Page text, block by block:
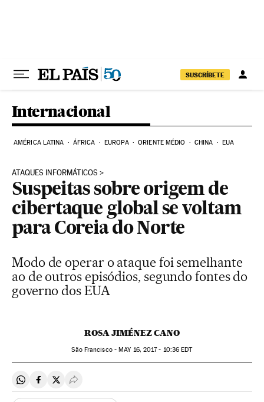
SUSCRÍBETE
Internacional
AMÉRICA LATINA ÁFRICA EUROPA ORIENTE MÉDIO CHINA EUA
ATAQUES INFORMÁTICOS
Suspeitas sobre origem de
cibertaque global se voltam
para Coreia do Norte
Modo de operar o ataque foi semelhante
ao de outros episódios, segundo fontes do
governo dos EUA
ROSA JIMÉNEZ CANO
São Francisco -MAY16, 2017 - 10:36 EDT
Compartir en Whatsapp
Compartir en Facebook
Compartir en Twitter
Desplegar Redes Sociales